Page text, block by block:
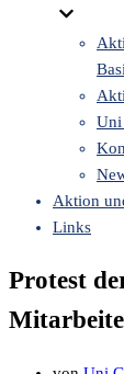
Uni
Aktion
Links
Protest